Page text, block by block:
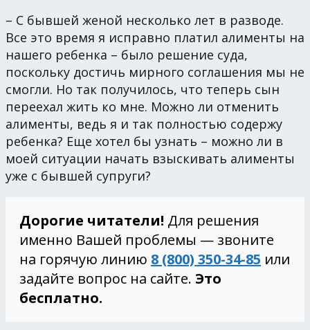
– С бывшей женой несколько лет в разводе.
Все это время я исправно платил алименты на
нашего ребенка – было решение суда,
поскольку достичь мирного соглашения мы не
смогли. Но так получилось, что теперь сын
переехал жить ко мне. Можно ли отменить
алименты, ведь я и так полностью содержу
ребенка? Еще хотел бы узнать – можно ли в
моей ситуации начать взыскивать алименты
уже с бывшей супруги?
Дорогие читатели! Для решения
именно Вашей проблемы — звоните
на горячую линию 8 (800) 350-34-85 или
задайте вопрос на сайте. Это
бесплатно.